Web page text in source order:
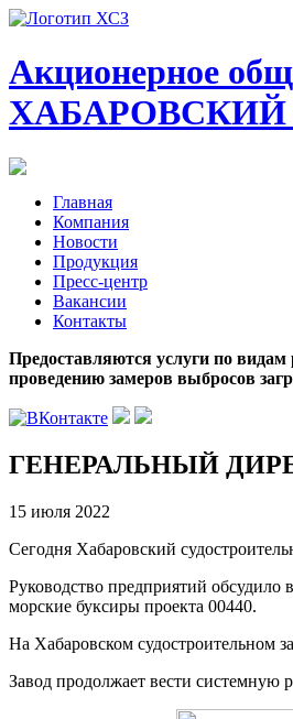
Акционерное
Главная
Компания
Новости
Продукция
Пресс-центр
Вакансии
Контакты
Предоставляются услуги по
проведению замеров выбросов
ГЕНЕРАЛЬНЫЙ
15 июля 2022
Сегодня Хабаровский
Руководство предприятий
морские буксиры проекта 00440.
На Хабаровском судостроительном
Завод продолжает вести системную